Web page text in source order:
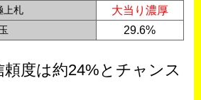
上札 大当り濃厚
29.6%
度は約24%とチャンス